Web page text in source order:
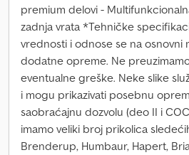
premium delovi -
zadnja vrata *Tehničke
vrednosti i odnose se na
dodatne opreme. Ne
eventualne greške. Neke slike
i mogu prikazivati posebnu
saobraćajnu dozvolu (deo II i
imamo veliki broj prikolica
Brenderup, Humbaur, Hapert,